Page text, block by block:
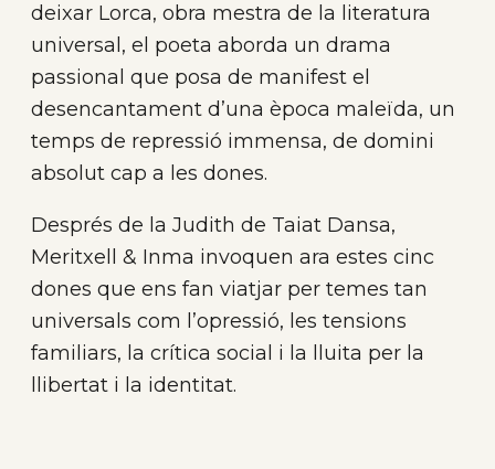
deixar Lorca, obra mestra de la literatura
universal, el poeta aborda un drama
passional que posa de manifest el
desencantament d’una època maleïda, un
temps de repressió immensa, de domini
absolut cap a les dones.
Després de la Judith de Taiat Dansa,
Meritxell & Inma invoquen ara estes cinc
dones que ens fan viatjar per temes tan
universals com l’opressió, les tensions
familiars, la crítica social i la lluita per la
llibertat i la identitat.